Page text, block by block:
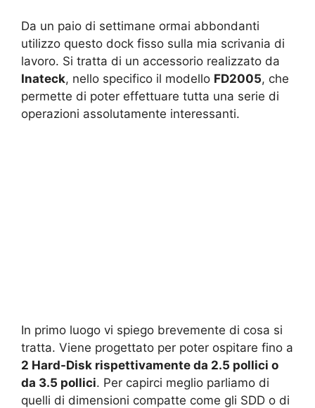
Da un paio di settimane ormai abbondanti
utilizzo questo dock fisso sulla mia scrivania di
lavoro. Si tratta di un accessorio realizzato da
Inateck, nello specifico il modello FD2005, che
permette di poter effettuare tutta una serie di
operazioni assolutamente interessanti.
In primo luogo vi spiego brevemente di cosa si
tratta. Viene progettato per poter ospitare fino a
2 Hard-Disk rispettivamente da 2.5 pollici o
da 3.5 pollici. Per capirci meglio parliamo di
quelli di dimensioni compatte come gli SDD o di